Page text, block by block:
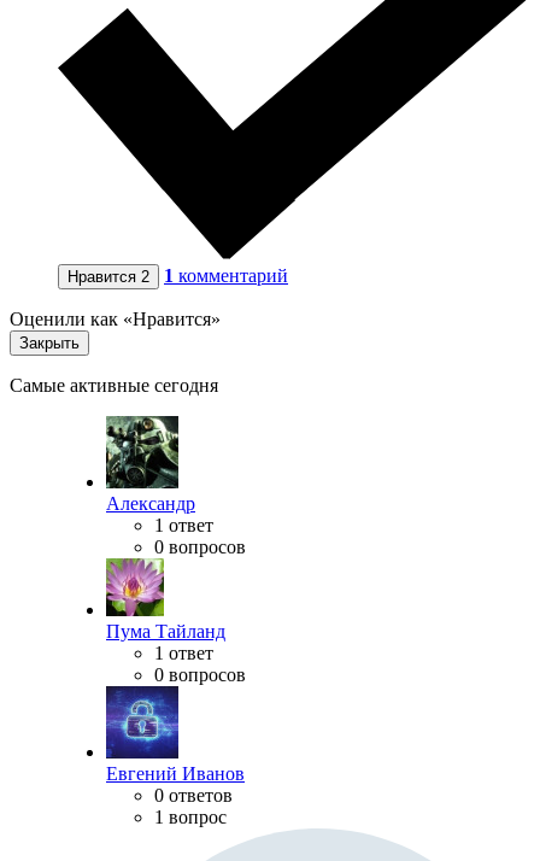
Нравится 2 1 комментарий
Оценили как «Нравится»
Закрыть
Самые активные сегодня
Александр
1 ответ
0 вопросов
Пума Тайланд
1 ответ
0 вопросов
Евгений Иванов
0 ответов
1 вопрос